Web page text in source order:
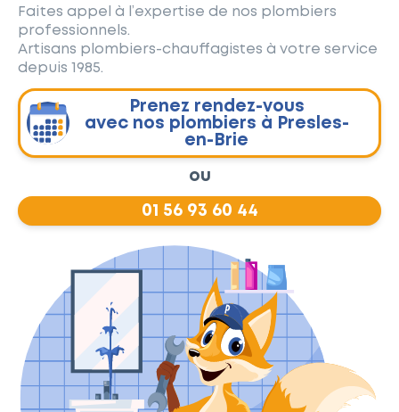
Faites appel à l’expertise de nos plombiers
professionnels.
Artisans plombiers-chauffagistes à votre service
depuis 1985.
Prenez rendez-vous
avec nos plombiers à Presles-
en-Brie
ou
01 56 93 60 44